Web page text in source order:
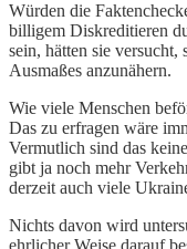
Würden die
billigem Diskreditieren
sein, hätten sie
Ausmaßes anzunähern.
Wie viele Menschen
Das zu erfragen wäre
Vermutlich sind das
gibt ja noch mehr
derzeit auch viele
Nichts davon wird